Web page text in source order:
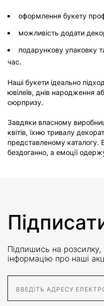
оформлення букету
можливість додати
подарункову упаковку
час.
Наші букети ідеально
ювілеїв, днів народження
сюрпризу.
Завдяки власному
квітів, їхню тривалу
представленому каталогу.
бездоганно, а емоції
Підпишись на
інформацію про наші